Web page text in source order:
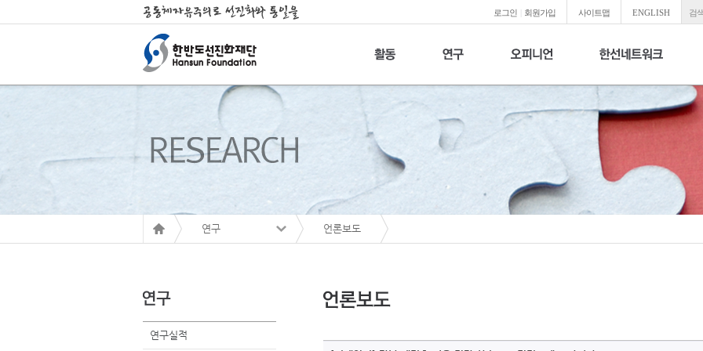
로그인 회원가입 사이트맵 ENGLISH 검
연구 언론보도
연구실적